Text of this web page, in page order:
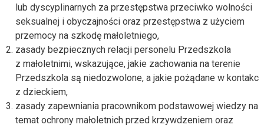
lub dyscyplinarnych za przestępstwa przeciwko wolności
seksualnej i obyczajności oraz przestępstwa z użyciem
przemocy na szkodę małoletniego,
zasady bezpiecznych relacji personelu Przedszkola
z małoletnimi, wskazujące, jakie zachowania na terenie
Przedszkola są niedozwolone, a jakie pożądane w
z dzieckiem,
zasady zapewniania pracownikom podstawowej wiedzy na
temat ochrony małoletnich przed krzywdzeniem oraz